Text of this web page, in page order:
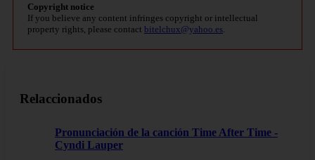
Copyright notice
If you believe any content infringes copyright or intellectual
property rights, please contact bitelchux@yahoo.es
Relaccionados
Pronunciación de la canción Time After Time -
Cyndi Lauper